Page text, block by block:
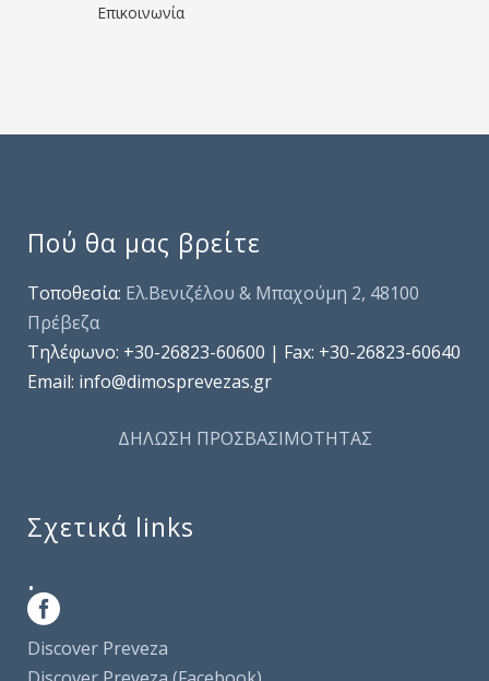
Επικοινωνία
Πού θα μας βρείτε
Τοποθεσία: Ελ.Βενιζέλου & Μπαχούμη 2, 48100
Πρέβεζα
Τηλέφωνo: +30-26823-60600 | Fax: +30-26823-60640
Email: info@dimosprevezas.gr
ΔΗΛΩΣΗ ΠΡΟΣΒΑΣΙΜΟΤΗΤΑΣ
Σχετικά links
.
Discover Preveza